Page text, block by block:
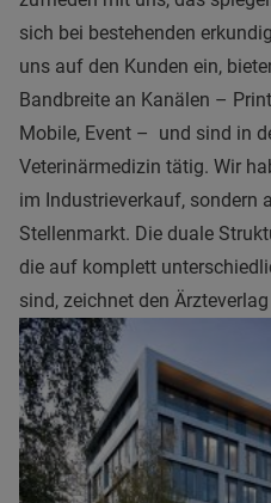
sich bei bestehenden
uns auf den Kunden ein,
Bandbreite an Kanälen –
Mobile, Event – und sind in
Veterinärmedizin tätig. Wir
im Industrieverkauf, sondern
Stellenmarkt. Die duale
die auf komplett
sind, zeichnet den